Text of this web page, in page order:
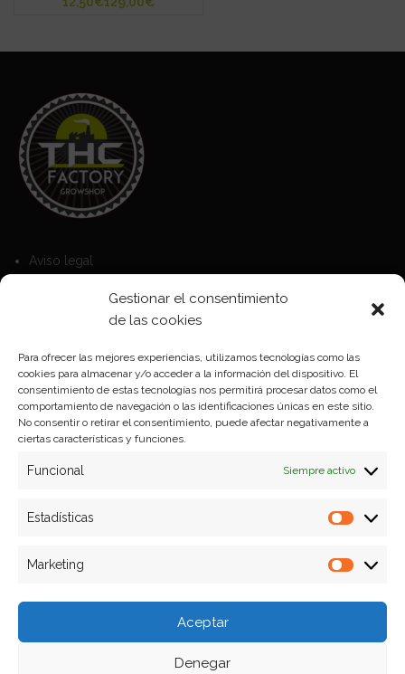
Gestionar el consentimiento
de las cookies
Para ofrecer las mejores experiencias, utilizamos tecnologías como las
cookies para almacenar y/o acceder a la información del dispositivo. El
consentimiento de estas tecnologías nos permitirá procesar datos como el
comportamiento de navegación o las identificaciones únicas en este sitio.
No consentir o retirar el consentimiento, puede afectar negativamente a
ciertas características y funciones.
Funcional Siempre activo
Estadísticas
Marketing
Aceptar
Denegar
Aviso legal
Política de Cookies
Política de privacidad
Formas de pago
Plazos y condiciones de envio
Politica de devoluciones